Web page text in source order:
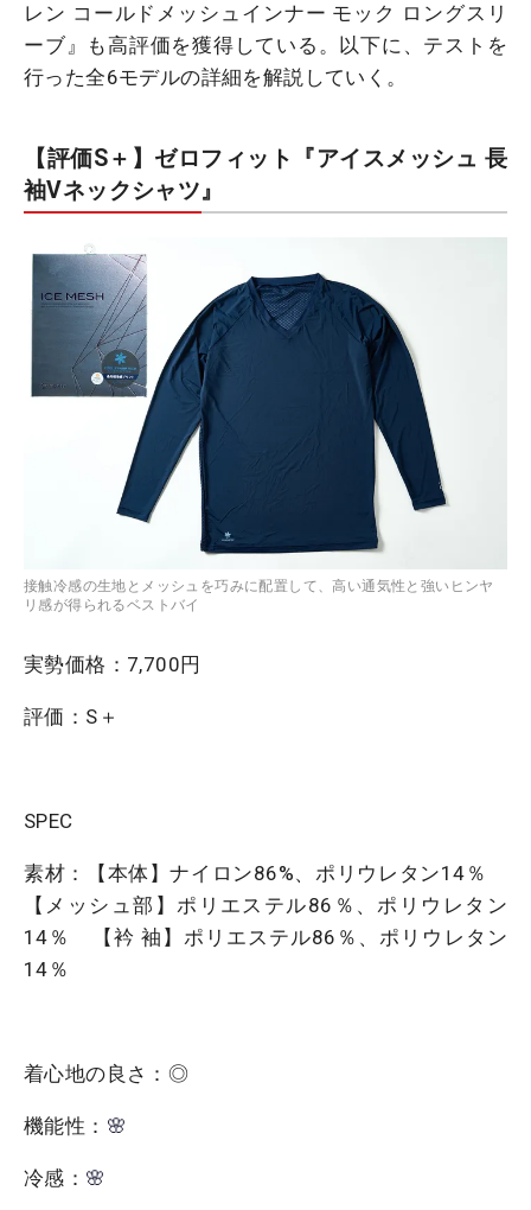
レン コールドメッシュインナー モック ロングスリ
ーブ』も高評価を獲得している。以下に、テストを
行った全6モデルの詳細を解説していく。
【評価S＋】ゼロフィット『アイスメッシュ 長
袖Vネックシャツ』
接触冷感の生地とメッシュを巧みに配置して、高い通気性と強いヒンヤ
リ感が得られるベストバイ
実勢価格：7,700円
評価：S＋
SPEC
素材：【本体】ナイロン86%、ポリウレタン14％
【メッシュ部】ポリエステル86％、ポリウレタン
14％ 【衿 袖】ポリエステル86％、ポリウレタン
14％
着心地の良さ：◎
機能性： 🌸
冷感： 🌸